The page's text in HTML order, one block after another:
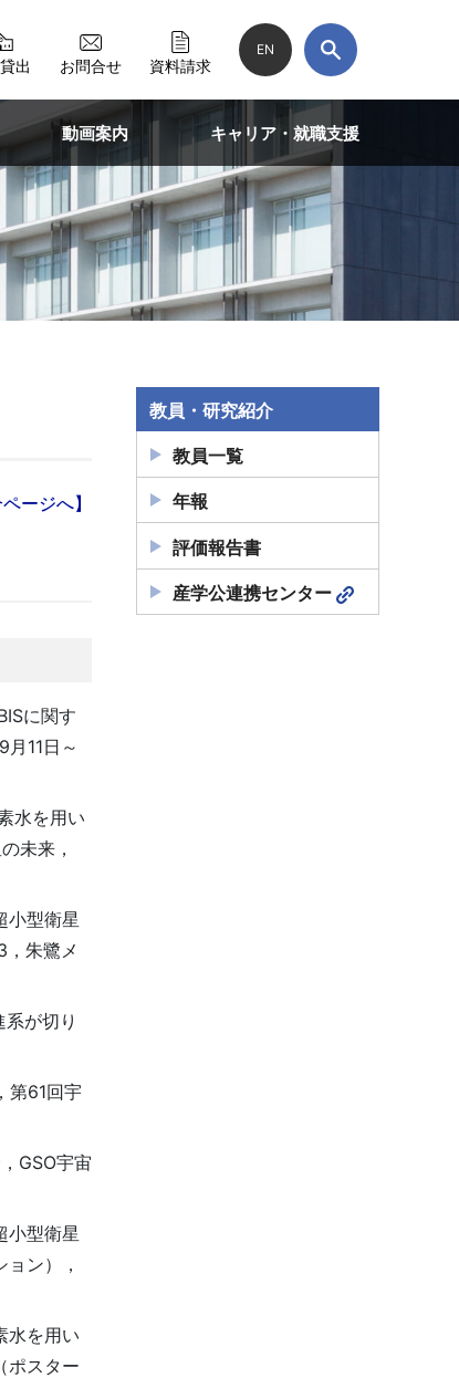
出 お問合せ 資料請求
EN
動画案内 キャリア・就職支援
ージへ】
に関す
11日～
水を用い
未来，
小型衛星
朱鷺メ
が切り
第61回宇
GSO宇宙
小型衛星
ン），
水を用い
ポスター
教員・研究紹介
教員一覧
年報
評価報告書
産学公連携センター